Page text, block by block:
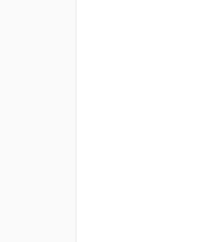
识
识
基础知识
识
识
识
基础
基础
基础
—编译链接基础知识
—编译链接基础知识
接基础知识
接基础知识
源码—FFmpeg调试环境搭建
调试环境搭建
编译教程